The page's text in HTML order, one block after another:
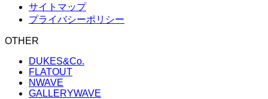
サイトマップ
プライバシーポリシー
OTHER
DUKES&Co.
FLATOUT
NWAVE
GALLERYWAVE